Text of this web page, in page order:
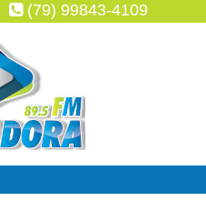
(79) 99843-4109